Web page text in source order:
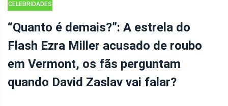
CELEBRIDADES
“Quanto é demais?”: A estrela do
Flash Ezra Miller acusado de roubo
em Vermont, os fãs perguntam
quando David Zaslav vai falar?